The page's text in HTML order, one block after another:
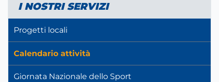
I NOSTRI SERVIZI
Progetti locali
Calendario attività
Giornata Nazionale dello Sport